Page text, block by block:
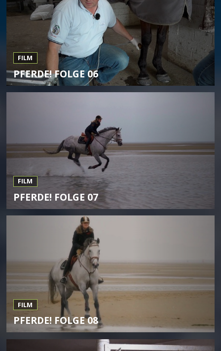
FILM
PFERDE! FOLGE 06
FILM
PFERDE! FOLGE 07
FILM
PFERDE! FOLGE 08